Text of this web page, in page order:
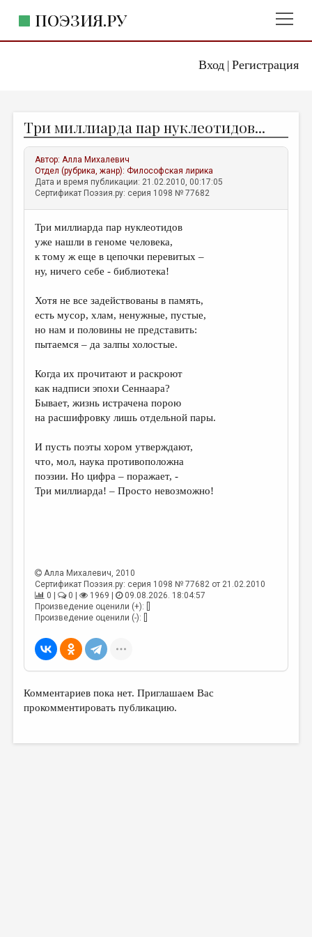
Вход| Регистрация
ПОЭЗИЯ.РУ
ЖАНРЫ
АВТОРЫ
КОММЕНТАРИИ
ЛИТСАЛОН
НОВОСТИ
ПРАВИЛА САЙТА
ИЗБРАННОЕ
ДАЙДЖЕСТ
ПЕРЕВОДЫ
КОНКУРСЫ
КНИЖНАЯ ПОЛКА
ОБЗОР ЛИТЕРАТУРЫ
РЕДКОЛЛЕГИЯ
ОТ РЕДАКЦИИ
ЭССЕИСТИКА
КУЛЬТУРОВЕДЕНИЕ
Три миллиарда пар нуклеотидов...
Автор:Алла Михалевич
Отдел (рубрика, жанр):Философская лирика
Дата и время публикации: 21.02.2010, 00:17:05
Сертификат Поэзия.ру: серия 1098 № 77682
Три миллиарда пар нуклеотидов
уже нашли в геноме человека,
к тому ж еще в цепочки перевитых –
ну, ничего себе - библиотека!
Хотя не все задействованы в память,
есть мусор, хлам, ненужные, пустые,
но нам и половины не представить:
пытаемся – да залпы холостые.
Когда их прочитают и раскроют
как надписи эпохи Сеннаара?
Бывает, жизнь истрачена порою
на расшифровку лишь отдельной пары.
И пусть поэты хором утверждают,
что, мол, наука противоположна
поэзии. Но цифра – поражает, -
Три миллиарда! – Просто невозможно!
Алла Михалевич, 2010
Сертификат Поэзия.ру: серия 1098 № 77682 от 21.02.2010
0 |
0 | 1969 |
09.08.2026. 18:04:57
Произведение оценили (+): []
Произведение оценили (-): []
Комментариев пока нет. Приглашаем Вас
прокомментировать публикацию.